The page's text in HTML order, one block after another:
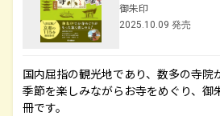
御朱印
2025.10.09 発売
国内屈指の観光地であり、数多の寺院
季節を楽しみながらお寺をめぐり、御
冊です。